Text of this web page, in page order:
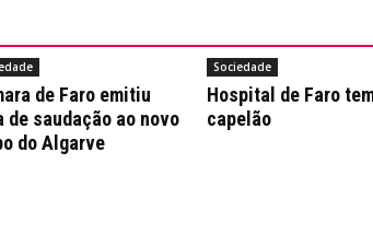
de Faro emitiu
de saudação ao novo
do Algarve
Sociedade
Hospital de Faro
capelão